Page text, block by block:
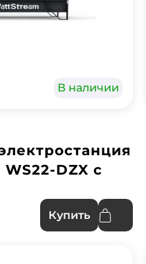
В наличии
DZX с
Купить